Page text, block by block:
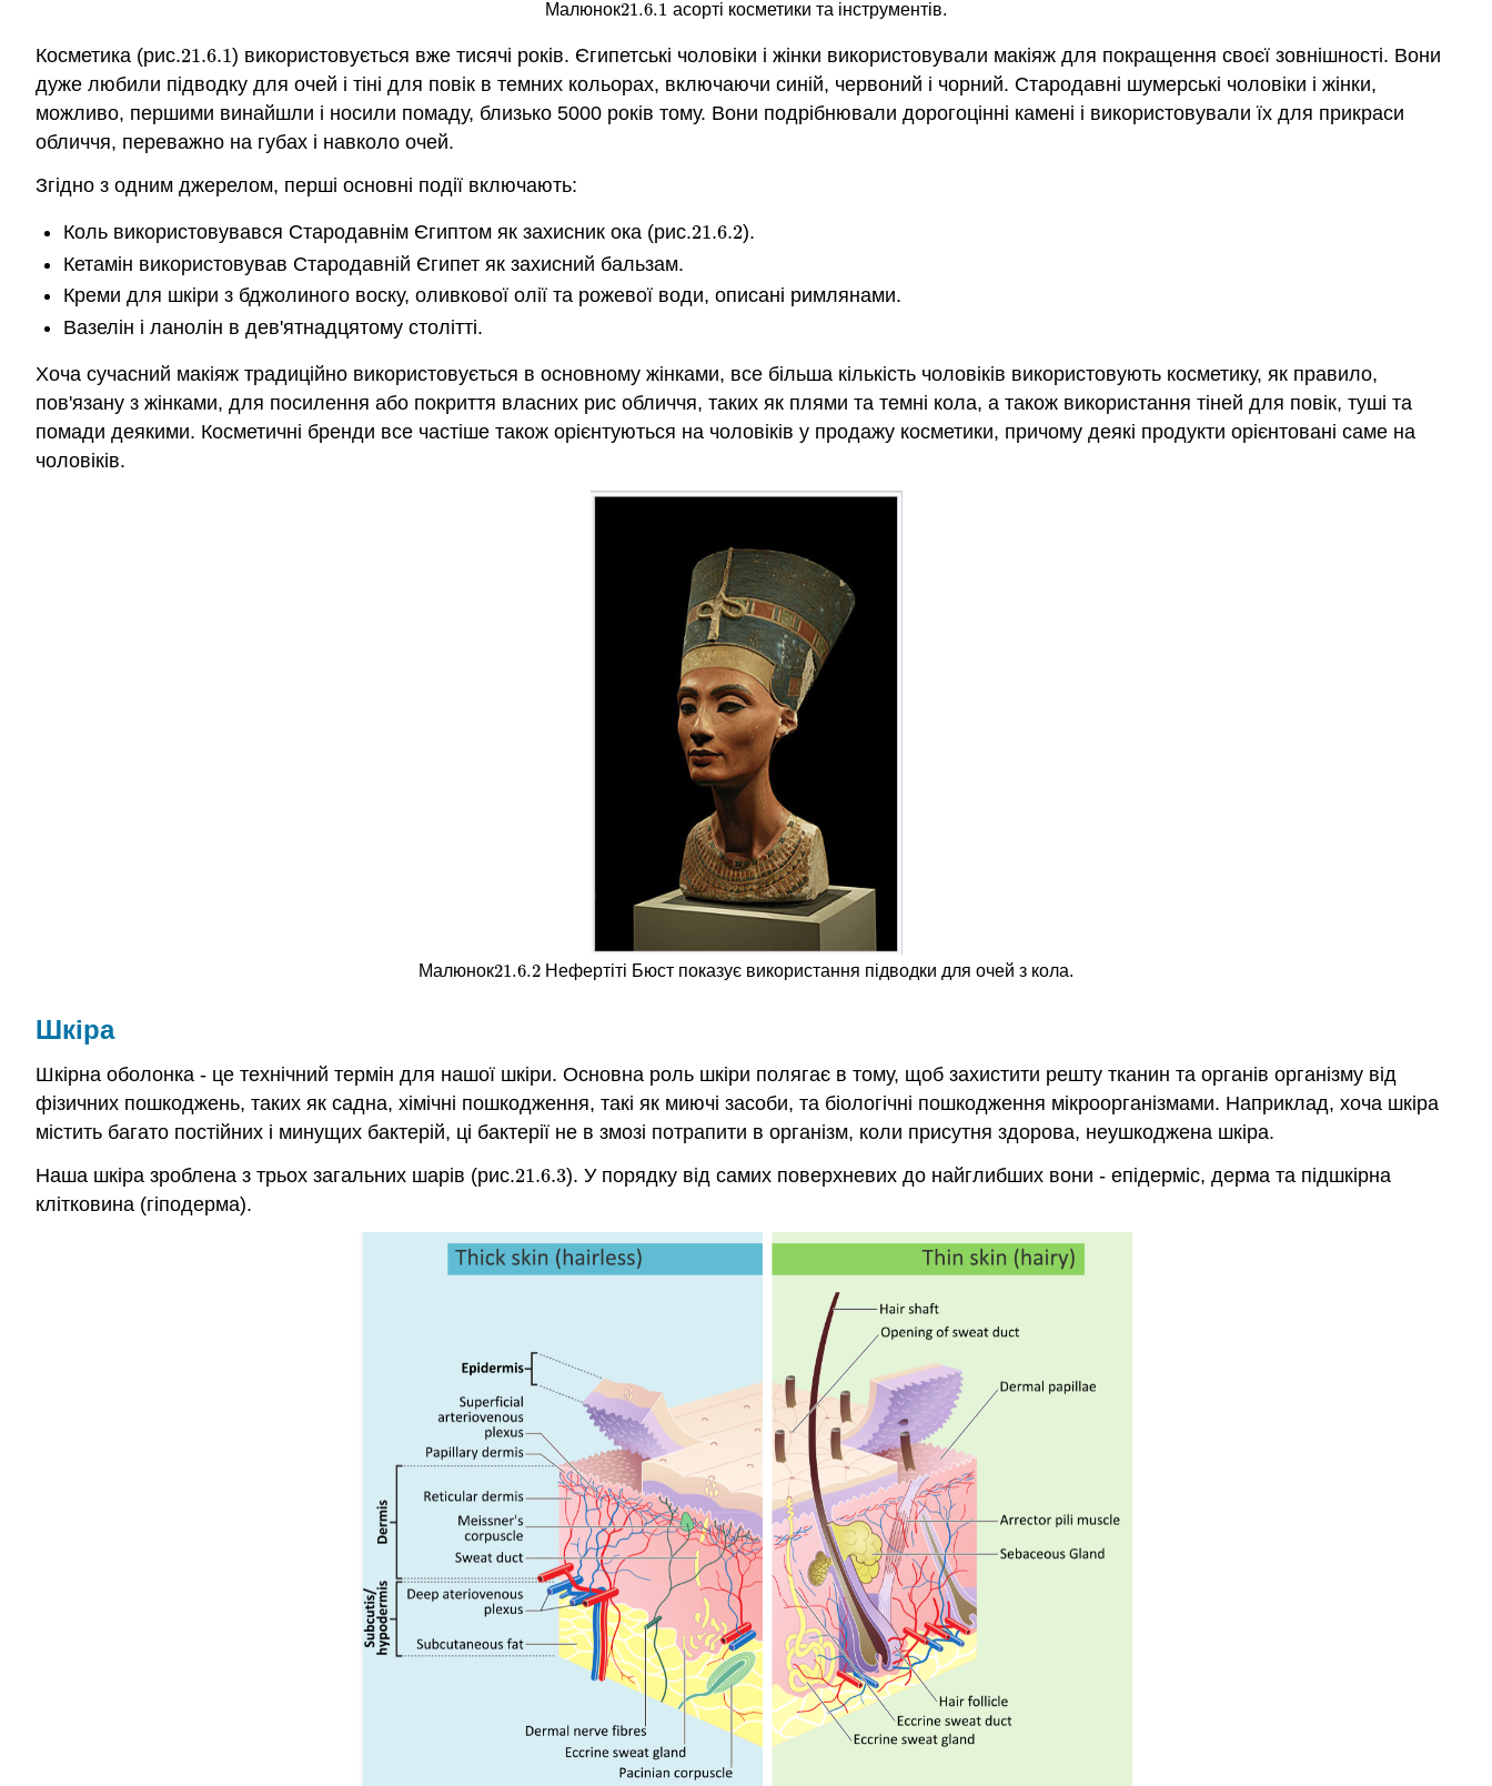
Малюнок21.6.1
21.6.1 асорті косметики та інструментів.
Косметика (рис.21.6.1
21.6.1) використовується вже тисячі років. Єгипетські чоловіки і жінки використовували макіяж для покращення своєї зовнішності. Вони
дуже любили підводку для очей і тіні для повік в темних кольорах, включаючи синій, червоний і чорний. Стародавні шумерські чоловіки і жінки,
можливо, першими винайшли і носили помаду, близько 5000 років тому. Вони подрібнювали дорогоцінні камені і використовували їх для прикраси
обличчя, переважно на губах і навколо очей.
Згідно з одним джерелом, перші основні події включають:
Коль використовувався Стародавнім Єгиптом як захисник ока (рис.21.6.2
21.6.2).
Кетамін використовував Стародавній Єгипет як захисний бальзам.
Креми для шкіри з бджолиного воску, оливкової олії та рожевої води, описані римлянами.
Вазелін і ланолін в дев'ятнадцятому столітті.
Хоча сучасний макіяж традиційно використовується в основному жінками, все більша кількість чоловіків використовують косметику, як правило,
пов'язану з жінками, для посилення або покриття власних рис обличчя, таких як плями та темні кола, а також використання тіней для повік, туші та
помади деякими. Косметичні бренди все частіше також орієнтуються на чоловіків у продажу косметики, причому деякі продукти орієнтовані саме на
чоловіків.
Малюнок21.6.2
21.6.2 Нефертіті Бюст показує використання підводки для очей з кола.
Шкіра
Шкірна оболонка - це технічний термін для нашої шкіри. Основна роль шкіри полягає в тому, щоб захистити решту тканин та органів організму від
фізичних пошкоджень, таких як садна, хімічні пошкодження, такі як миючі засоби, та біологічні пошкодження мікроорганізмами. Наприклад, хоча шкіра
містить багато постійних і минущих бактерій, ці бактерії не в змозі потрапити в організм, коли присутня здорова, неушкоджена шкіра.
Наша шкіра зроблена з трьох загальних шарів (рис.21.6.3
21.6.3). У порядку від самих поверхневих до найглибших вони - епідерміс, дерма та підшкірна
клітковина (гіподерма).